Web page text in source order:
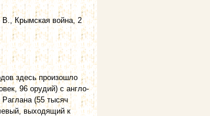
В., Крымская война, 2
здесь произошло
96 орудий) с англо-
(55 тысяч
выходящий к